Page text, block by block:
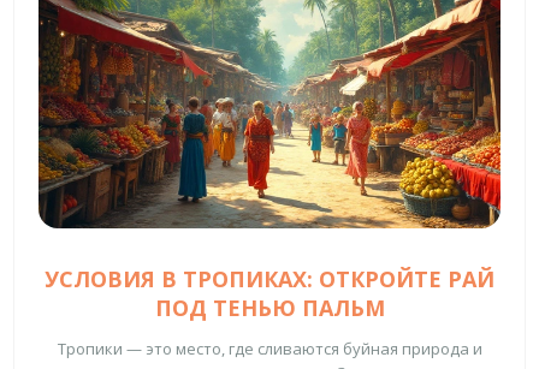
УСЛОВИЯ В ТРОПИКАХ: ОТКРОЙТЕ РАЙ
ПОД ТЕНЬЮ ПАЛЬМ
Тропики — это место, где сливаются буйная природа и